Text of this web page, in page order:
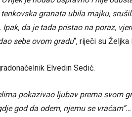
granata ubila majku,
da je tada pristao na poraz,
sebe ovom gradu“, riječi su
Elvedin Sedić.
pokazivao ljubav prema svom
god da odem, njemu se